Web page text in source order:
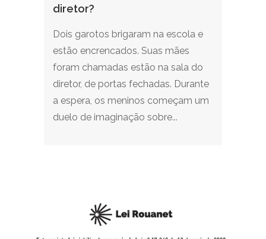
diretor?
Dois garotos brigaram na escola e
estão encrencados. Suas mães
foram chamadas estão na sala do
diretor, de portas fechadas. Durante
a espera, os meninos começam um
duelo de imaginação sobre...